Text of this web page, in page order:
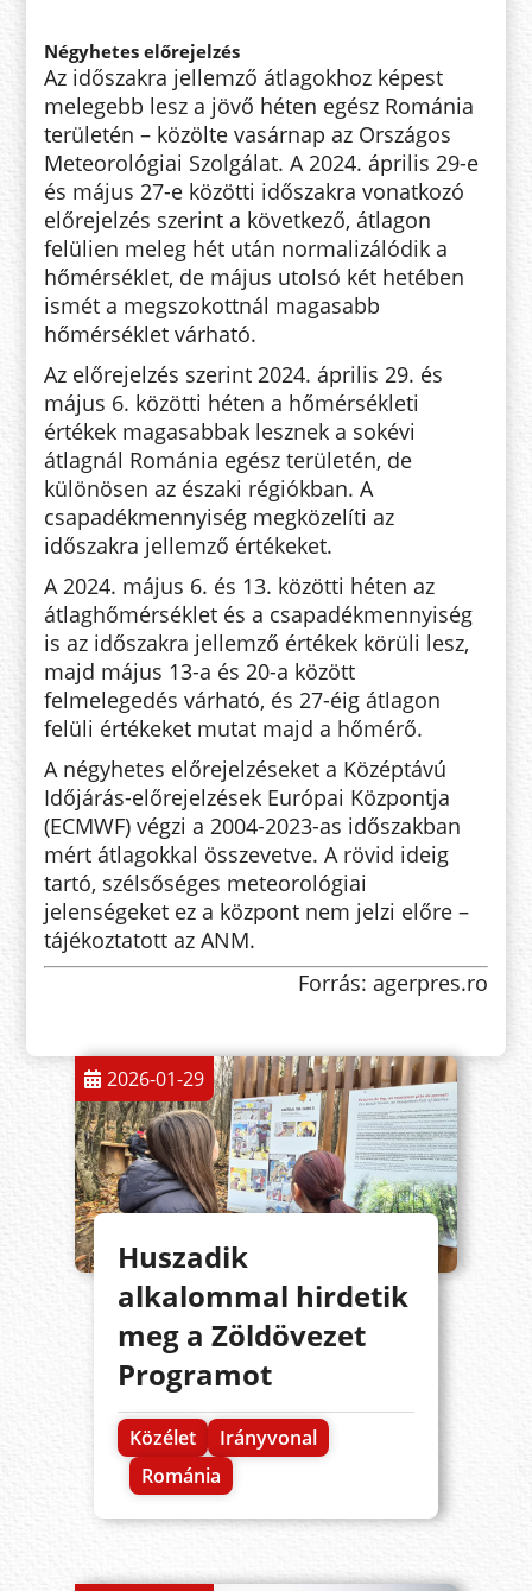
Négyhetes előrejelzés
Az időszakra jellemző átlagokhoz képest
melegebb lesz a jövő héten egész Románia
területén – közölte vasárnap az Országos
Meteorológiai Szolgálat. A 2024. április 29-e
és május 27-e közötti időszakra vonatkozó
előrejelzés szerint a következő, átlagon
felülien meleg hét után normalizálódik a
hőmérséklet, de május utolsó két hetében
ismét a megszokottnál magasabb
hőmérséklet várható.
Az előrejelzés szerint 2024. április 29. és
május 6. közötti héten a hőmérsékleti
értékek magasabbak lesznek a sokévi
átlagnál Románia egész területén, de
különösen az északi régiókban. A
csapadékmennyiség megközelíti az
időszakra jellemző értékeket.
A 2024. május 6. és 13. közötti héten az
átlaghőmérséklet és a csapadékmennyiség
is az időszakra jellemző értékek körüli lesz,
majd május 13-a és 20-a között
felmelegedés várható, és 27-éig átlagon
felüli értékeket mutat majd a hőmérő.
A négyhetes előrejelzéseket a Középtávú
Időjárás-előrejelzések Európai Központja
(ECMWF) végzi a 2004-2023-as időszakban
mért átlagokkal összevetve. A rövid ideig
tartó, szélsőséges meteorológiai
jelenségeket ez a központ nem jelzi előre –
tájékoztatott az ANM.
Forrás: agerpres.ro
2026-01-29
Huszadik
alkalommal hirdetik
meg a Zöldövezet
Programot
Közélet
Irányvonal
Románia